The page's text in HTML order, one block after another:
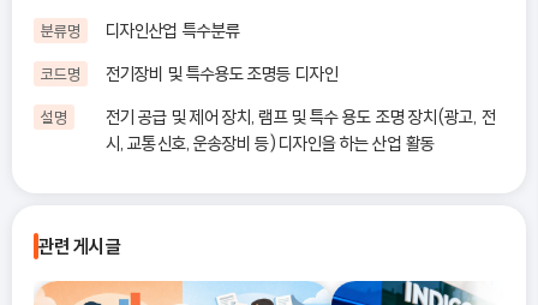
분류명 디자인산업 특수분류
코드명 전기장비 및 특수용도 조명등 디자인
설명
전기 공급 및 제어 장치, 램프 및 특수 용도 조명 장치(광고, 전
시, 교통신호, 운송장비 등)디자인을 하는 산업 활동
관련 게시글